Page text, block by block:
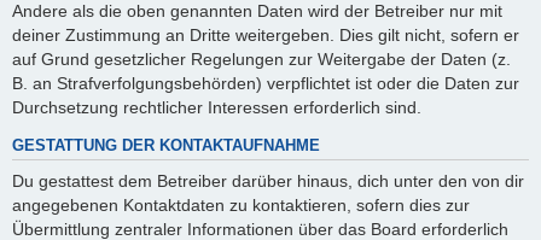
Andere als die oben genannten Daten wird der Betreiber nur mit
deiner Zustimmung an Dritte weitergeben. Dies gilt nicht, sofern er
auf Grund gesetzlicher Regelungen zur Weitergabe der Daten (z.
B. an Strafverfolgungsbehörden) verpflichtet ist oder die Daten zur
Durchsetzung rechtlicher Interessen erforderlich sind.
GESTATTUNG DER KONTAKTAUFNAHME
Du gestattest dem Betreiber darüber hinaus, dich unter den von dir
angegebenen Kontaktdaten zu kontaktieren, sofern dies zur
Übermittlung zentraler Informationen über das Board erforderlich